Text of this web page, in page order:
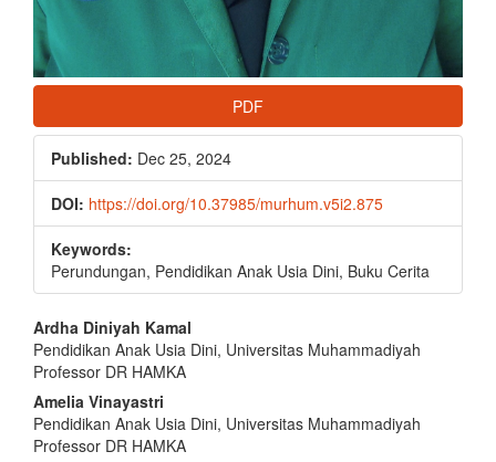
PDF
Published: Dec 25, 2024
DOI: https://doi.org/10.37985/murhum.v5i2.875
Keywords:
Perundungan, Pendidikan Anak Usia Dini, Buku Cerita
Main
Article
Content
Ardha Diniyah Kamal
Pendidikan Anak Usia Dini, Universitas Muhammadiyah
Professor DR HAMKA
Amelia Vinayastri
Pendidikan Anak Usia Dini, Universitas Muhammadiyah
Professor DR HAMKA